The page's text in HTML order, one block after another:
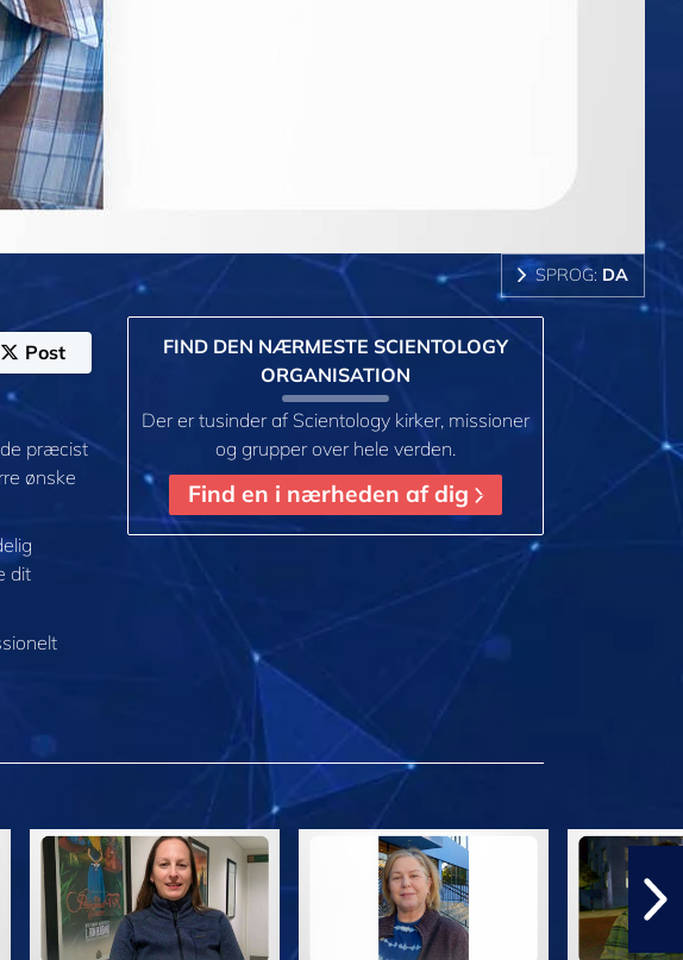
SPROG: DA
Post
præcist
ønske
dit
FIND DEN NÆRMESTE SCIENTOLOGY
ORGANISATION
Der er tusinder af Scientology kirker, missioner
og grupper over hele verden.
Find en i nærheden af dig